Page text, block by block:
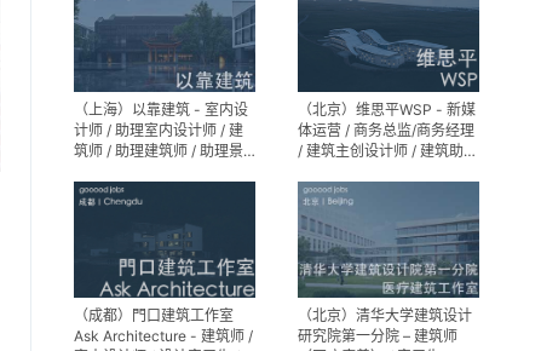
（上海）以靠建筑 - 室内设
计师 / 助理室内设计师 / 建
筑师 / 助理建筑师 / 助理景
（北京）维思平WSP - 新媒
体运营 / 商务总监/商务经理
/ 建筑主创设计师 / 建筑助理
（成都）門口建筑工作室
Ask Architecture - 建筑师 /
（北京）清华大学建筑设计
研究院第一分院 – 建筑师